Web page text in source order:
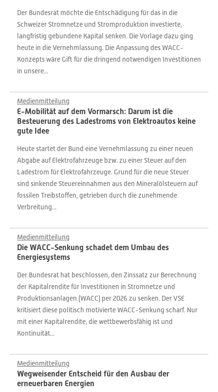
Der Bundesrat möchte die Entschädigung für das in die
Schweizer Stromnetze und Stromproduktion investierte,
langfristig gebundene Kapital senken. Die Vorlage dazu ging
heute in die Vernehmlassung. Die Anpassung des WACC-
Konzepts wäre Gift für die dringend notwendigen Investitionen
in unsere...
Medienmitteilung
E-Mobilität auf dem Vormarsch: Darum ist die
Besteuerung des Ladestroms von Elektroautos keine
gute Idee
Heute startet der Bund eine Vernehmlassung zu einer neuen
Abgabe auf Elektrofahrzeuge bzw. zu einer Steuer auf den
Ladestrom für Elektrofahrzeuge. Grund für die neue Steuer
sind sinkende Steuereinnahmen aus den Mineralölsteuern auf
fossilen Treibstoffen, getrieben durch die zunehmende
Verbreitung...
Medienmitteilung
Die WACC-Senkung schadet dem Umbau des
Energiesystems
Der Bundesrat hat beschlossen, den Zinssatz zur Berechnung
der Kapitalrendite für Investitionen in Stromnetze und
Produktionsanlagen (WACC) per 2026 zu senken. Der VSE
kritisiert diese politisch motivierte WACC-Senkung scharf. Nur
mit einer Kapitalrendite, die wettbewerbsfähig ist und
Kontinuität...
Medienmitteilung
Wegweisender Entscheid für den Ausbau der
erneuerbaren Energien